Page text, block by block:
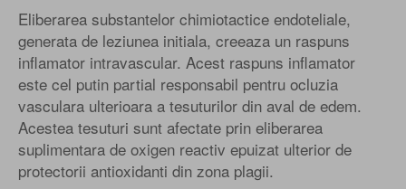
Eliberarea substantelor chimiotactice endoteliale,
generata de leziunea initiala, creeaza un raspuns
inflamator intravascular. Acest raspuns inflamator
este cel putin partial responsabil pentru ocluzia
vasculara ulterioara a tesuturilor din aval de edem.
Acestea tesuturi sunt afectate prin eliberarea
suplimentara de oxigen reactiv epuizat ulterior de
protectorii antioxidanti din zona plagii.